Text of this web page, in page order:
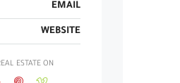
EMAIL
WEBSITE
ESTATE ON: